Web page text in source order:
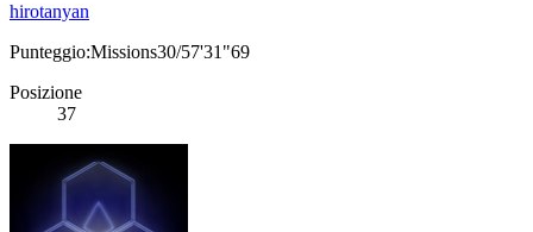
hirotanyan
Punteggio:Missions30/57'31"69
Posizione
37